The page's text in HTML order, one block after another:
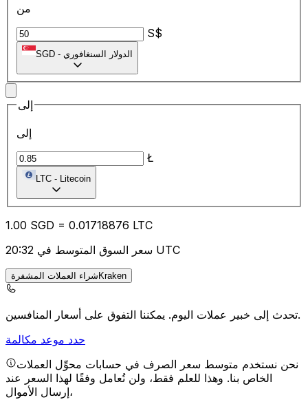
من
S$
SGD - الدولار السنغافوري
إلى
إلى
Ł
LTC - Litecoin
1.00 SGD = 0.01718876 LTC
سعر السوق المتوسط في 20:32 UTC
شراء العملات المشفرةKraken
تحدث إلى خبير عملات اليوم.يمكننا التفوق على أسعار المنافسين.
حدد موعد مكالمة
نحن نستخدم متوسط سعر الصرف في حسابات محوِّل العملات
الخاص بنا. وهذا للعلم فقط، ولن تُعامل وفقًا لهذا السعر عند
إرسال الأموال،